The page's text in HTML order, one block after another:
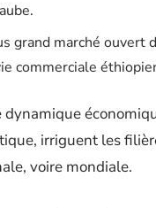
grand marché ouvert
commerciale
dynamique
irriguent les
voire mondiale.